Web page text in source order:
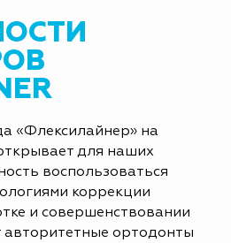
«Флексилайнер» на
для наших
воспользоваться
коррекции
и совершенствовании
авторитетные ортодонты